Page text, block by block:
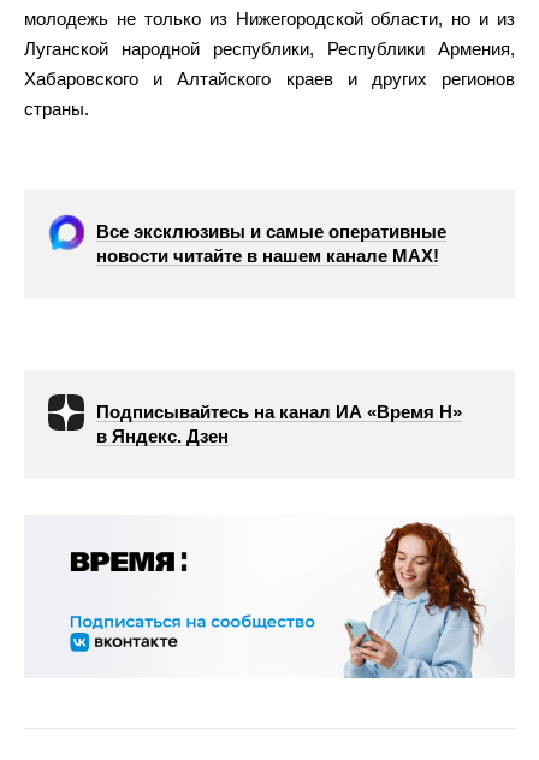
молодежь не только из Нижегородской области, но и из
Луганской народной республики, Республики Армения,
Хабаровского и Алтайского краев и других регионов
страны.
Все эксклюзивы и самые оперативные
новости читайте в нашем канале МАХ!
Подписывайтесь на канал ИА «Время Н»
в Яндекс. Дзен